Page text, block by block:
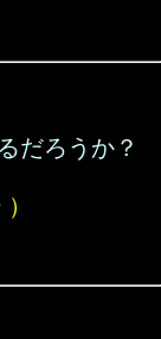
だろうか？
）